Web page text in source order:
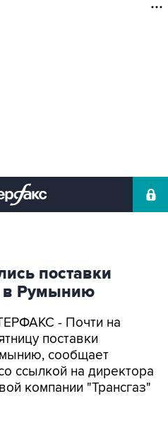
поставки
в Румынию
- Почти на
поставки
сообщает
ссылкой на директора
компании "Трансгаз"